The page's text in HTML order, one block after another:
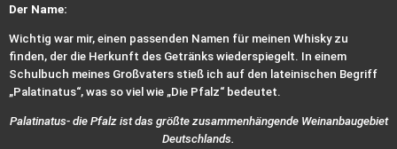
Der Name:
Wichtig war mir, einen passenden Namen für meinen Whisky zu
finden, der die Herkunft des Getränks wiederspiegelt. In einem
Schulbuch meines Großvaters stieß ich auf den lateinischen Begriff
„Palatinatus“, was so viel wie „Die Pfalz“ bedeutet.
Palatinatus- die Pfalz ist das größte zusammenhängende Weinanbaugebiet
Deutschlands.